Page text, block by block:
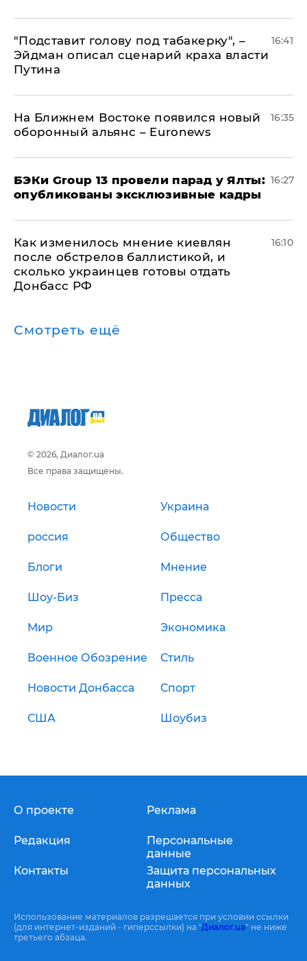
​"Подставит голову под табакерку", –
Эйдман описал сценарий краха власти
Путина
16:41
На Ближнем Востоке появился новый
оборонный альянс – Euronews
16:35
​БЭКи Group 13 провели парад у Ялты:
опубликованы эксклюзивные кадры
16:27
Как изменилось мнение киевлян
после обстрелов баллистикой, и
сколько украинцев готовы отдать
Донбасс РФ
16:10
Смотреть ещё
© 2026, Диалог.ua
Все права защищены.
Новости Украина
россия Общество
Блоги Мнение
Шоу-Биз Пресса
Мир Экономика
Военное Обозрение Стиль
Новости Донбасса Спорт
США Шоубиз
О проекте
Редакция
Контакты
Реклама
Персональные
данные
Защита персональных
данных
Использование материалов разрешается при условии ссылки
(для интернет-изданий - гиперссылки) на "Диалог.ua" не ниже
третьего абзаца.